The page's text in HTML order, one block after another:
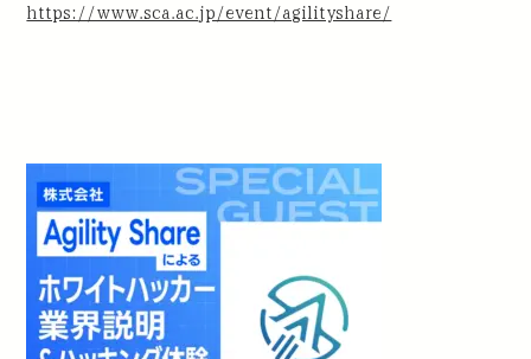
https://www.sca.ac.jp/event/agilityshare/